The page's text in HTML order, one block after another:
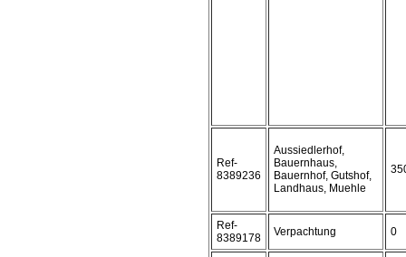
Ref-
8389236
Aussiedlerhof,
Bauernhaus,
Bauernhof, Gutshof,
Landhaus, Muehle
Ref-
8389178
Verpachtung 0